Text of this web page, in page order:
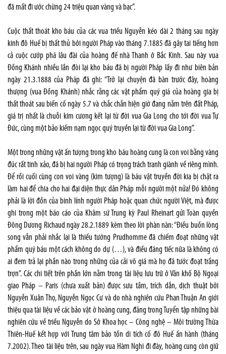
đã mất đi ước chừng 24 triệu quan vàng và bạc”.
Cuộc thất thoát kho báu của các vua triều Nguyễn kéo dài 2 tháng sau ngày
kinh đô Huế bị thất thủ bởi người Pháp vào tháng 7.1885 đã gây tai tiếng hơn
cả cuộc cướp phá lâu đài của hoàng đế nhà Thanh ở Bắc Kinh. Sau này vua
Đồng Khánh nhiều lần đòi lại kho báu đã bị người Pháp lấy đi như biên bản
ngày 21.3.1888 của Pháp đã ghi: “Trở lại chuyện đã bàn trước đây, hoàng
thượng (vua Đồng Khánh) nhắc rằng các vật phẩm quý giá của hoàng gia bị
thất thoát sau biến cố ngày 5.7 và chắc chắn hiện giờ đang nằm trên đất Pháp,
giá trị nhất là chuỗi kim cương kết lại từ đời vua Gia Long cho tới đời vua Tự
Đức, cùng một bảo kiếm nạm ngọc quý truyền lại từ đời vua Gia Long”.
Một trong những vật ấn tượng trong kho báu hoàng cung là con voi bằng vàng
đúc rất tinh xảo, đã bị hai người Pháp có trọng trách tranh giành về riêng mình.
Để rồi cuối cùng con voi vàng (kim tượng) là báu vật truyền đời kia bị chặt ra
làm hai để chia cho hai đại diện thực dân Pháp mỗi người một nửa! Đó không
phải là lời đồn của binh lính người Pháp hoặc quan chức người Việt, mà được
ghi trong một báo cáo của Khâm sứ Trung kỳ Paul Rheinart gửi Toàn quyền
Đông Dương Richaud ngày 28.2.1889 kèm theo lời phàn nàn: “Điều buồn lòng
song vẫn phải nhắc lại là thiếu tướng Prudhomme đã chiếm đoạt những vật
phẩm quý báu một cách không do dự (…), và điều đáng tiếc nữa là không có
ai đem trả lại phần nào trong những của cải vô giá mà họ đã tước đoạt trắng
trợn”. Các chi tiết trên phần lớn nằm trong tài liệu lưu trữ ở Văn khố Bộ Ngoại
giao Pháp – Paris (chưa xuất bản) được sưu tầm, trích dẫn, dịch thuật bởi
Nguyễn Xuân Thọ, Nguyễn Ngọc Cư và do nhà nghiên cứu Phan Thuận An giới
thiệu qua tài liệu về các bảo vật ở hoàng cung, đăng trong Tuyển tập những bài
nghiên cứu về triều Nguyễn do Sở Khoa học – Công nghệ – Môi trường Thừa
Thiên-Huế kết hợp với Trung tâm bảo tồn di tích cố đô Huế ấn hành (tháng
7.2002). Theo tài liệu trên, sau ngày vua Hàm Nghi đi đày, hoàng cung còn giữ